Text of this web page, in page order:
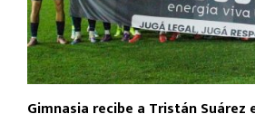
Gimnasia recibe a Tristán Suárez